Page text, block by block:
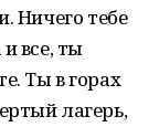
Ничего тебе
все, ты
Ты в горах
лагерь,